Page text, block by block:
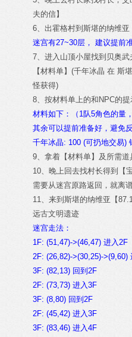
夫的信】
6、出霍格村到斯堪的纳维
迷宫有27~30层， 建议提前
7、进入山顶小屋找到贝奥
【材料单】(千年冰晶 在 斯
怪获得)
8、按材料单上的和NPC的
材料如下：（1队5角色的量
其余可以提前准备好，避免
千年冰晶: 100 (可扔地交易)
9、拿着【材料单】及所需道
10、晚上回去找村长得到【宝
需要从迷宫原路返回，就离
11、来到斯堪的纳维亚【
远古文明遗迹
迷宫走法：
1F: (51,47)->(46,47) 进入2F
2F: (26,82)->(30,25)->(9,60)
3F: (82,13) 回到2F
2F: (73,73) 进入3F
3F: (8,80) 回到2F
2F: (45,42) 进入3F
3F: (83,46) 进入4F